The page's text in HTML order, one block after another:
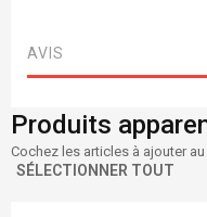
AVIS
Produits
Cochez les articles à ajouter
SÉLECTIONNER TOUT